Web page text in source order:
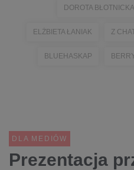
DOROTA BŁOTNICKA
ELŻBIETA ŁANIAK Z
BLUEHASKAP
DLA MEDIÓW
Prezentacja